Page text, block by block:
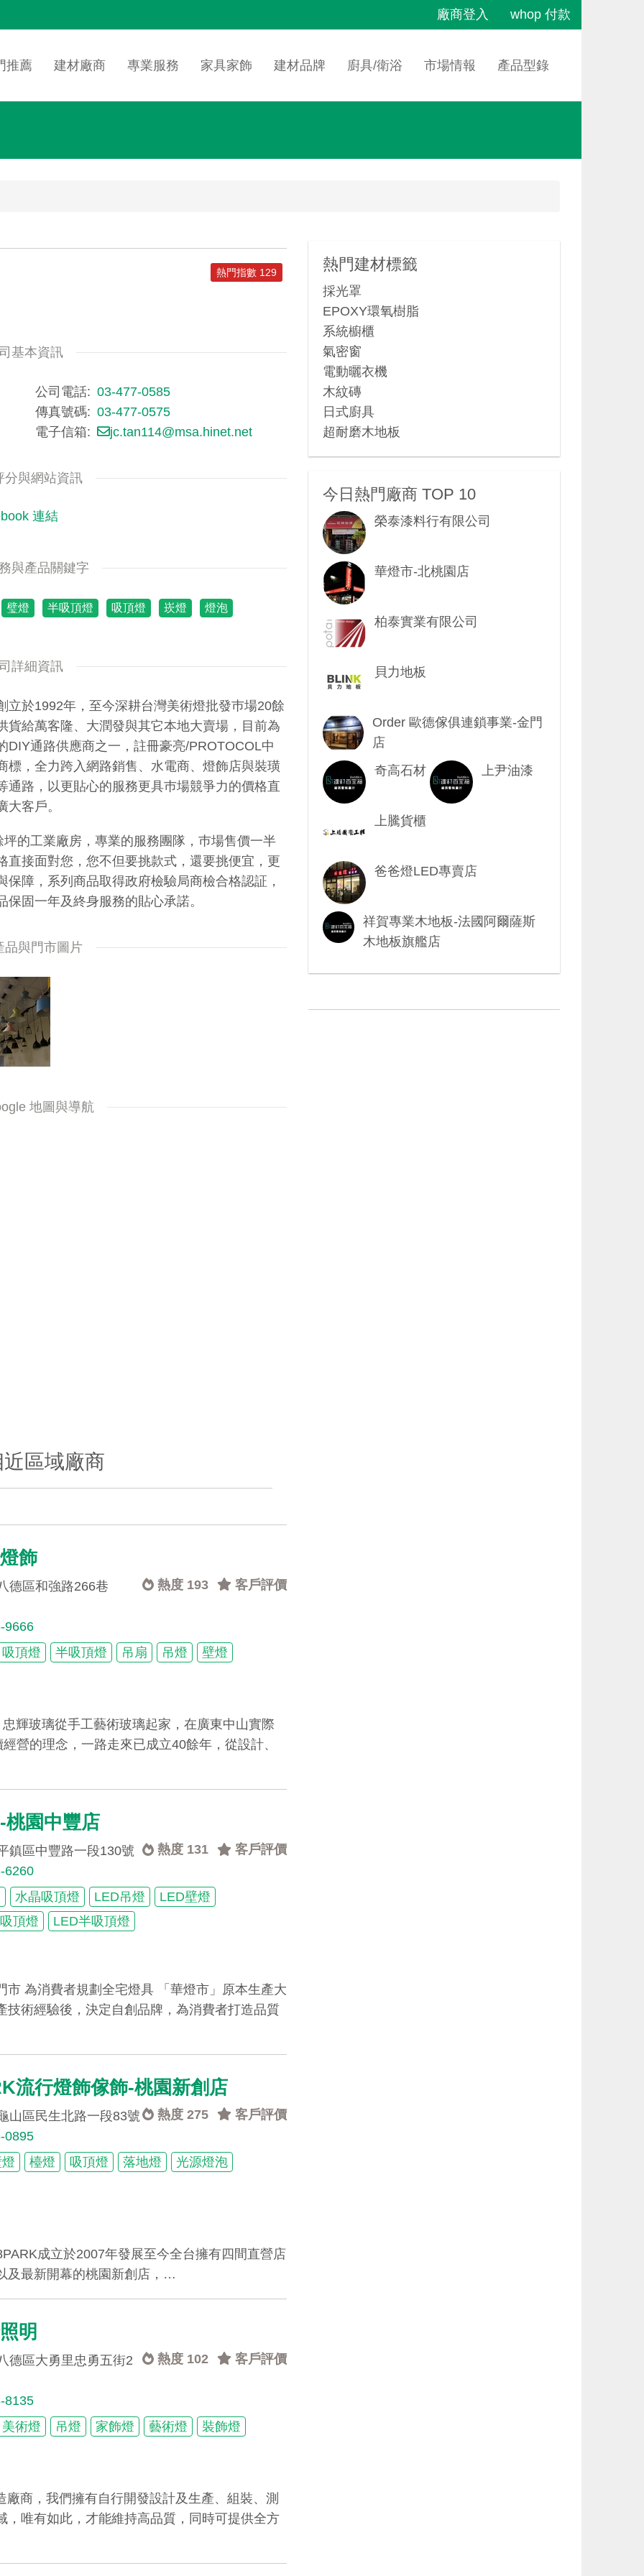
廠商登入 whop 付款
推薦 建材廠商 專業服務 家具家飾 建材品牌 廚具/衛浴 市場情報 產品型錄
熱門指數 129
基本資訊
公司電話
03-477-0585
傳真號碼
03-477-0575
電子信箱
jc.tan114@msa.hinet.net
分與網站資訊
連結
與產品關鍵字
璧燈 半吸頂燈 吸頂燈 崁燈 燈泡
詳細資訊
立於1992年，至今深耕台灣美術燈批發巿場20餘
貨給萬客隆、大潤發與其它本地大賣場，目前為
DIY通路供應商之一，註冊豪亮/PROTOCOL中
標，全力跨入網路銷售、水電商、燈飾店與裝璜
通路，以更貼心的服務更具巿場競爭力的價格直
大客戶。
坪的工業廠房，專業的服務團隊，巿場售價一半
直接面對您，您不但要挑款式，還要挑便宜，更
保障，系列商品取得政府檢驗局商檢合格認証，
保固一年及終身服務的貼心承諾。
品與門市圖片
地圖與導航
區域廠商
飾
熱度 193 客戶評價
德區和強路266巷
9666
吸頂燈
半吸頂燈 吊扇 吊燈 壁燈
輝玻璃從手工藝術玻璃起家，在廣東中山實際
營的理念，一路走來已成立40餘年，從設計、
桃園中豐店
熱度 131 客戶評價
鎮區中豐路一段130號
6260
水晶吸頂燈 LED吊燈
LED壁燈
頂燈
LED半吸頂燈
為消費者規劃全宅燈具 「華燈市」原本生產大
術經驗後，決定自創品牌，為消費者打造品質
流行燈飾傢飾-桃園新創店
熱度 275 客戶評價
山區民生北路一段83號
0895
檯燈 吸頂燈 落地燈 光源燈泡
成立於2007年發展至今全台擁有四間直營店
及最新開幕的桃園新創店，…
明
熱度 102 客戶評價
德區大勇里忠勇五街2
8135
美術燈
吊燈 家飾燈 藝術燈 裝飾燈
商，我們擁有自行開發設計及生產、組裝、測
唯有如此，才能維持高品質，同時可提供全方
熱門建材標籤
採光罩
EPOXY環氧樹脂
系統櫥櫃
氣密窗
電動曬衣機
木紋磚
日式廚具
超耐磨木地板
今日熱門廠商 TOP 10
榮泰漆料行有限公司
華燈市-北桃園店
柏泰實業有限公司
貝力地板
Order 歐德傢俱連鎖事業-金門
店
奇高石材
上尹油漆
上騰貨櫃
爸爸燈LED專賣店
祥賀專業木地板-法國阿爾薩斯
木地板旗艦店